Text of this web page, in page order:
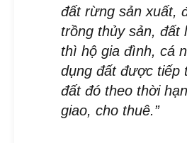
đất rừng sản xuất,
trồng thủy sản, đất
thì hộ gia đình, cá
dụng đất được tiếp
đất đó theo thời
giao, cho thuê.”